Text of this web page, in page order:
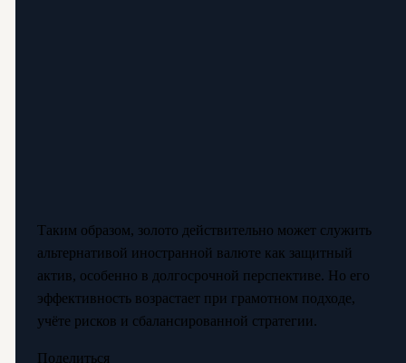
Таким образом, золото действительно может служить
альтернативой иностранной валюте как защитный
актив, особенно в долгосрочной перспективе. Но его
эффективность возрастает при грамотном подходе,
учёте рисков и сбалансированной стратегии.
Поделиться